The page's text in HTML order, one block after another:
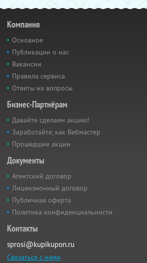
Компания
Основное
Публикации о нас
Вакансии
Правила сервиса
Ответы на вопросы
Бизнес-Партнёрам
Давайте сделаем акцию!
Заработайте, как Вебмастер
Прошедшие акции
Документы
Агентский договор
Лицензионный договор
Публичная оферта
Политика конфиденциальности
Контакты
sprosi@kupikupon.ru
Связаться с нами